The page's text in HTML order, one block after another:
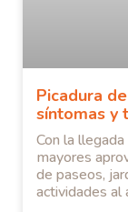
Picadura
síntomas y
Con la
mayores
de paseos,
actividades al